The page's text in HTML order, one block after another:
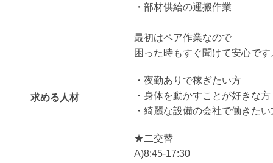
・部材供給の運搬作業
最初はペア作業なので
困った時もすぐ聞けて安心です
求める人材
・夜勤ありで稼ぎたい方
・身体を動かすことが好きな方
・綺麗な設備の会社で働きたい
★二交替
A)8:45-17:30